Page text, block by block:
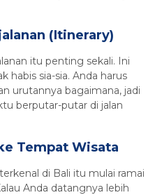
(Itinerary)
itu penting sekali. Ini
habis sia-sia. Anda harus
urutannya bagaimana, jadi
berputar-putar di jalan
Tempat Wisata
di Bali itu mulai ramai
Anda datangnya lebih